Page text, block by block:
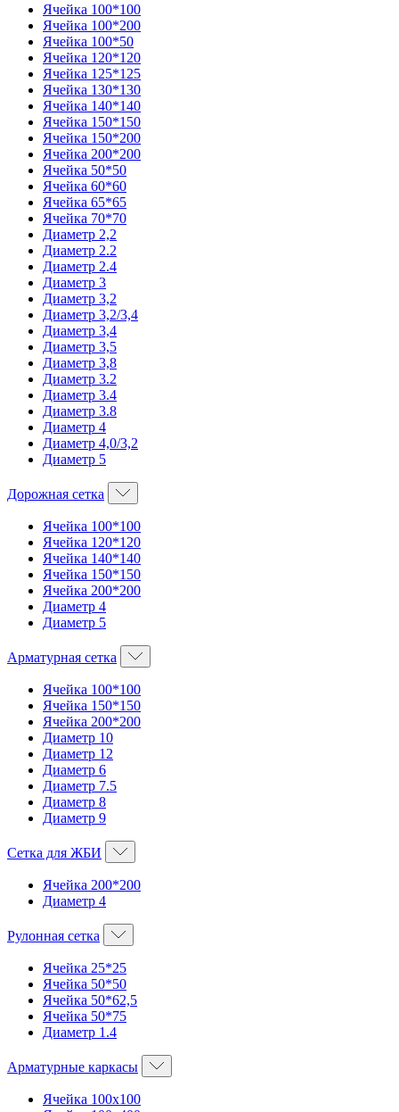
Ячейка 100*100
Ячейка 100*200
Ячейка 100*50
Ячейка 120*120
Ячейка 125*125
Ячейка 130*130
Ячейка 140*140
Ячейка 150*150
Ячейка 150*200
Ячейка 200*200
Ячейка 50*50
Ячейка 60*60
Ячейка 65*65
Ячейка 70*70
Диаметр 2,2
Диаметр 2.2
Диаметр 2.4
Диаметр 3
Диаметр 3,2
Диаметр 3,2/3,4
Диаметр 3,4
Диаметр 3,5
Диаметр 3,8
Диаметр 3.2
Диаметр 3.4
Диаметр 3.8
Диаметр 4
Диаметр 4,0/3,2
Диаметр 5
Дорожная сетка
Ячейка 100*100
Ячейка 120*120
Ячейка 140*140
Ячейка 150*150
Ячейка 200*200
Диаметр 4
Диаметр 5
Арматурная сетка
Ячейка 100*100
Ячейка 150*150
Ячейка 200*200
Диаметр 10
Диаметр 12
Диаметр 6
Диаметр 7.5
Диаметр 8
Диаметр 9
Сетка для ЖБИ
Ячейка 200*200
Диаметр 4
Рулонная сетка
Ячейка 25*25
Ячейка 50*50
Ячейка 50*62,5
Ячейка 50*75
Диаметр 1.4
Арматурные каркасы
Ячейка 100х100